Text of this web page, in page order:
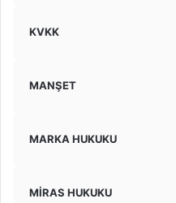
KVKK
MANŞET
MARKA HUKUKU
MİRAS HUKUKU